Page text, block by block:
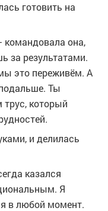
готовить на
она,
за результатами.
это переживём. А
Ты
трус, который
и делилась
казался
Я
в любой момент.